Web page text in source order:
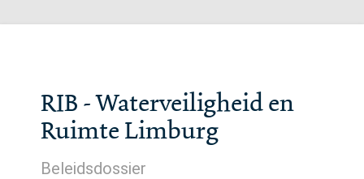
RIB - Waterveiligheid en
Ruimte Limburg
Beleidsdossier